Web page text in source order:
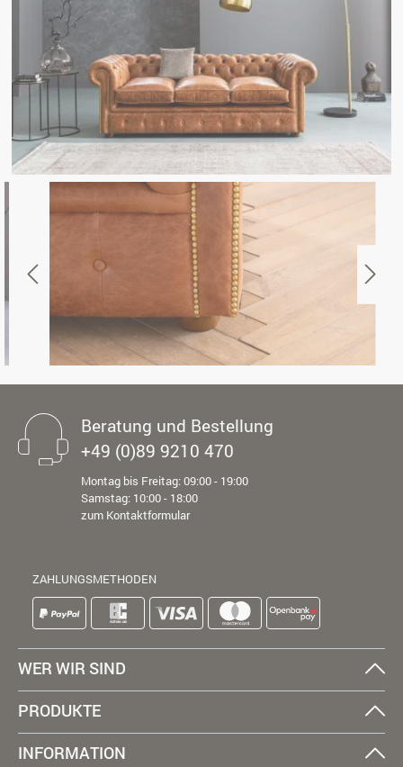
Beratung und Bestellung
+49 (0)89 9210 470
Montag bis Freitag: 09:00 - 19:00
Samstag: 10:00 - 18:00
zum Kontaktformular
ZAHLUNGSMETHODEN
WER WIR SIND
PRODUKTE
INFORMATION